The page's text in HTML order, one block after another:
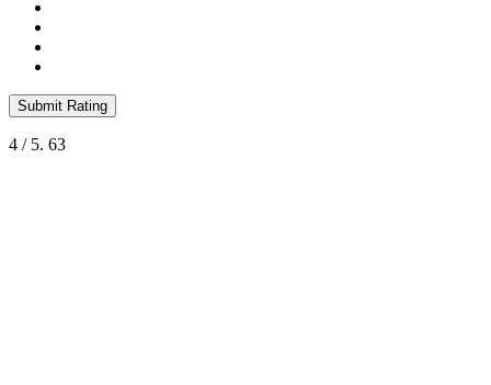
Submit Rating
4 / 5. 63